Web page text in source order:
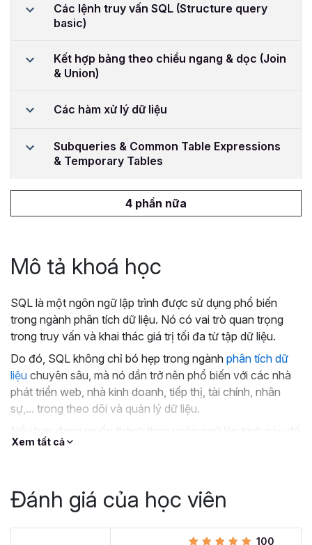
Các lệnh truy vấn SQL (Structure query
basic)
Kết hợp bảng theo chiều ngang & dọc (Join
& Union)
Các hàm xử lý dữ liệu
Subqueries & Common Table Expressions
& Temporary Tables
4 phần nữa
Mô tả khoá học
SQL là một ngôn ngữ lập trình được sử dụng phổ biến
trong ngành phân tích dữ liệu. Nó có vai trò quan trọng
trong truy vấn và khai thác giá trị tối đa từ tập dữ liệu.
Do đó, SQL không chỉ bó hẹp trong ngành phân tích dữ
liệu chuyên sâu, mà nó dần trở nên phổ biến với các nhà
phát triển web, nhà kinh doanh, tiếp thị, tài chính, nhân
sự,... trong theo dõi và quản lý dữ liệu.
áp dụng trong công việc nhanh chóng, Gitiho có cung
Tại sao bạn nên chọn khóa
học SQL for Data Analysis tại
Xem tất cả
Đánh giá của học viên
100